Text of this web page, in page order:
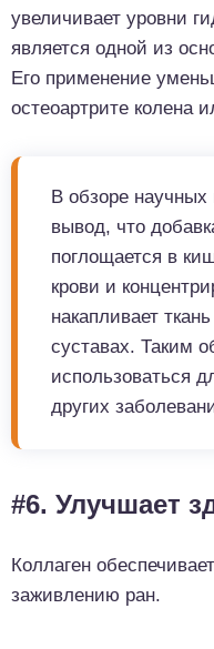
увеличивает уровни
является одной из
Его применение
остеоартрите колена
В обзоре
вывод, что
поглощается в
крови и
накапливает
суставах. Таким
использоваться
других
#6. Улучшает
Коллаген
заживлению ран.